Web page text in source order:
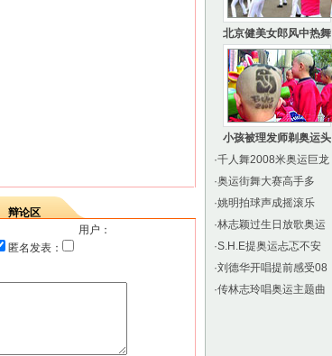
辩论区
用户：
匿名发表：
北京健美女郎风中热舞
小孩被理发师剃奥运头
·千人舞2008米奥运巨龙
·奥运街舞大赛高手多
·姚明拍球声成摇滚乐
·林志颖过生日放歌奥运
·S.H.E提奥运忐忑不安
·刘德华开唱提前感受08
·传林志玲唱奥运主题曲